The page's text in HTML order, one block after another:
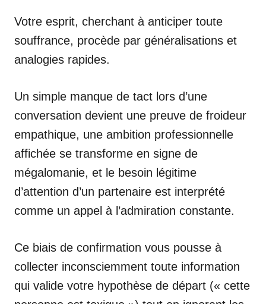
Votre esprit, cherchant à anticiper toute
souffrance, procède par généralisations et
analogies rapides.
Un simple manque de tact lors d’une
conversation devient une preuve de froideur
empathique, une ambition professionnelle
affichée se transforme en signe de
mégalomanie, et le besoin légitime
d’attention d’un partenaire est interprété
comme un appel à l’admiration constante.
Ce biais de confirmation vous pousse à
collecter inconsciemment toute information
qui valide votre hypothèse de départ (« cette